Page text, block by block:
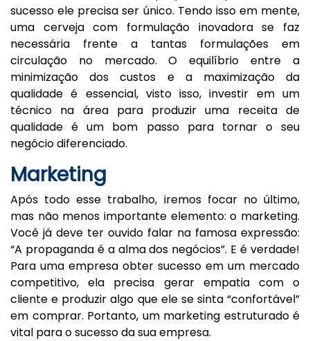
sucesso ele precisa ser único. Tendo isso em mente,
uma cerveja com formulação inovadora se faz
necessária frente a tantas formulações em
circulação no mercado. O equilíbrio entre a
minimização dos custos e a maximização da
qualidade é essencial, visto isso, investir em um
técnico na área para produzir uma receita de
qualidade é um bom passo para tornar o seu
negócio diferenciado.
Marketing
Após todo esse trabalho, iremos focar no último,
mas não menos importante elemento: o marketing.
Você já deve ter ouvido falar na famosa expressão:
“A propaganda é a alma dos negócios”. E é verdade!
Para uma empresa obter sucesso em um mercado
competitivo, ela precisa gerar empatia com o
cliente e produzir algo que ele se sinta “confortável”
em comprar. Portanto, um marketing estruturado é
vital para o sucesso da sua empresa.